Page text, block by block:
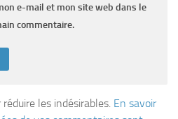
e-mail et mon site web dans le
commentaire.
les indésirables. En savoir